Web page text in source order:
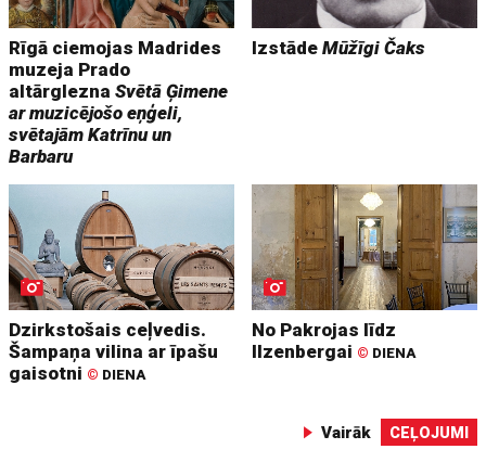
Rīgā ciemojas Madrides
muzeja Prado
altārgleznaSvētā Ģimene
ar muzicējošo eņģeli,
svētajām Katrīnu un
Barbaru
IzstādeMūžīgi Čaks
Dzirkstošais ceļvedis.
Šampaņa vilina ar īpašu
gaisotni © DIENA
No Pakrojas līdz
Ilzenbergai © DIENA
Vairāk CEĻOJUMI